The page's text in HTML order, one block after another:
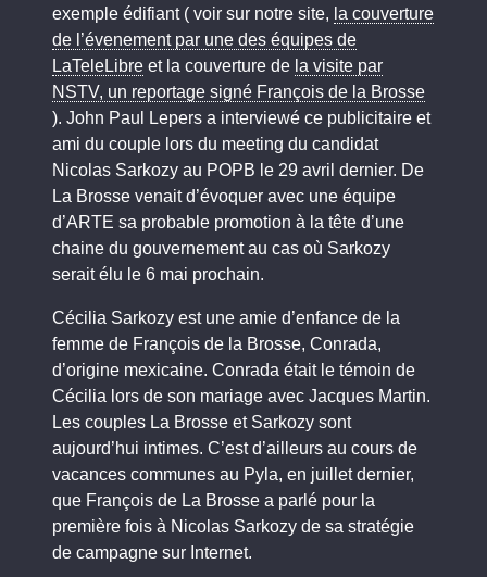
exemple édifiant ( voir sur notre site, la couverture
de l’évenement par une des équipes de
LaTeleLibre et la couverture de la visite par
NSTV, un reportage signé François de la Brosse
). John Paul Lepers a interviewé ce publicitaire et
ami du couple lors du meeting du candidat
Nicolas Sarkozy au POPB le 29 avril dernier. De
La Brosse venait d’évoquer avec une équipe
d’ARTE sa probable promotion à la tête d’une
chaine du gouvernement au cas où Sarkozy
serait élu le 6 mai prochain.
Cécilia Sarkozy est une amie d’enfance de la
femme de François de la Brosse, Conrada,
d’origine mexicaine. Conrada était le témoin de
Cécilia lors de son mariage avec Jacques Martin.
Les couples La Brosse et Sarkozy sont
aujourd’hui intimes. C’est d’ailleurs au cours de
vacances communes au Pyla, en juillet dernier,
que François de La Brosse a parlé pour la
première fois à Nicolas Sarkozy de sa stratégie
de campagne sur Internet.